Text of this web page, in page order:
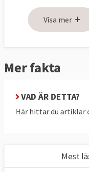
sociala pelaren
fack och
Fem frågor och
1. Hur mycket
Det är olika.
När det gäller
Visa mer +
Mer fakta
VAD ÄR DETTA?
Här hittar du artiklar
Mest